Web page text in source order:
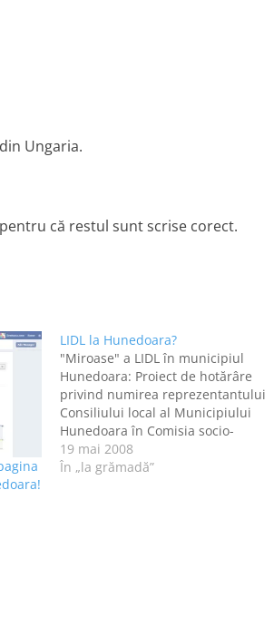
Ungaria.
că restul sunt scrise corect.
LIDL la Hunedoara?
"Miroase" a LIDL în municipiul
Hunedoara: Proiect de hotărâre
privind numirea reprezentantului
Consiliului local al Municipiului
Hunedoara în Comisia socio-
economică de examinare şi avizare
a implantării structurilor de vânzare
19 mai 2008
În „la grămadă”